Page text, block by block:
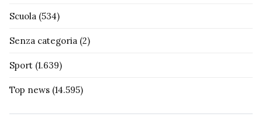
Scuola (534)
Senza categoria (2)
Sport (1.639)
Top news (14.595)